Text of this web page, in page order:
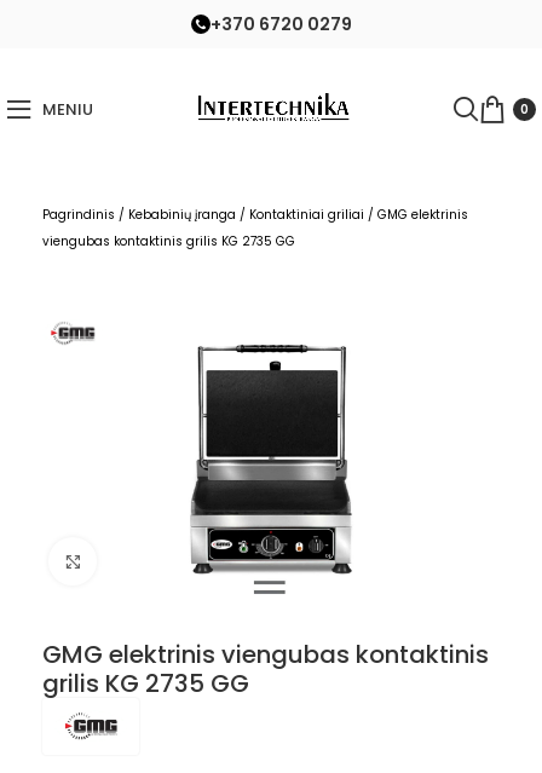
+370 6720 0279
MENIU 0
Pagrindinis / Kebabinių įranga / Kontaktiniai griliai / GMG elektrinis
viengubas kontaktinis grilis KG 2735 GG
Nuotraukos padidinimas
GMG elektrinis viengubas kontaktinis
grilis KG 2735 GG